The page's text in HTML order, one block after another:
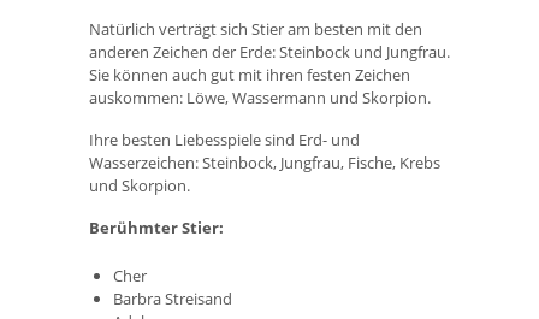
Natürlich verträgt sich Stier am besten mit den
anderen Zeichen der Erde: Steinbock und Jungfrau.
Sie können auch gut mit ihren festen Zeichen
auskommen: Löwe, Wassermann und Skorpion.
Ihre besten Liebesspiele sind Erd- und
Wasserzeichen: Steinbock, Jungfrau, Fische, Krebs
und Skorpion.
Berühmter Stier:
Cher
Barbra Streisand